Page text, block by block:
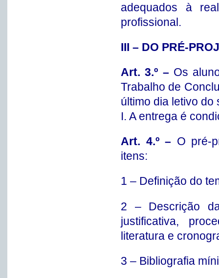
adequados à
profissional.
III – DO PRÉ-
Art. 3.º – Os
Trabalho de
último dia letivo
I. A entrega é
Art. 4.º – O pré-
itens:
1 – Definição do
2 – Descrição
justificativa,
literatura e
3 – Bibliografia